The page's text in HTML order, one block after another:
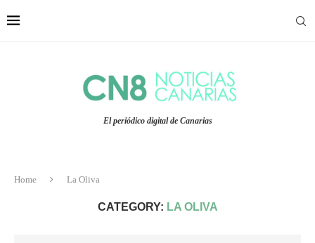
El periódico digital de Canarias
Home La Oliva
CATEGORY: LA OLIVA